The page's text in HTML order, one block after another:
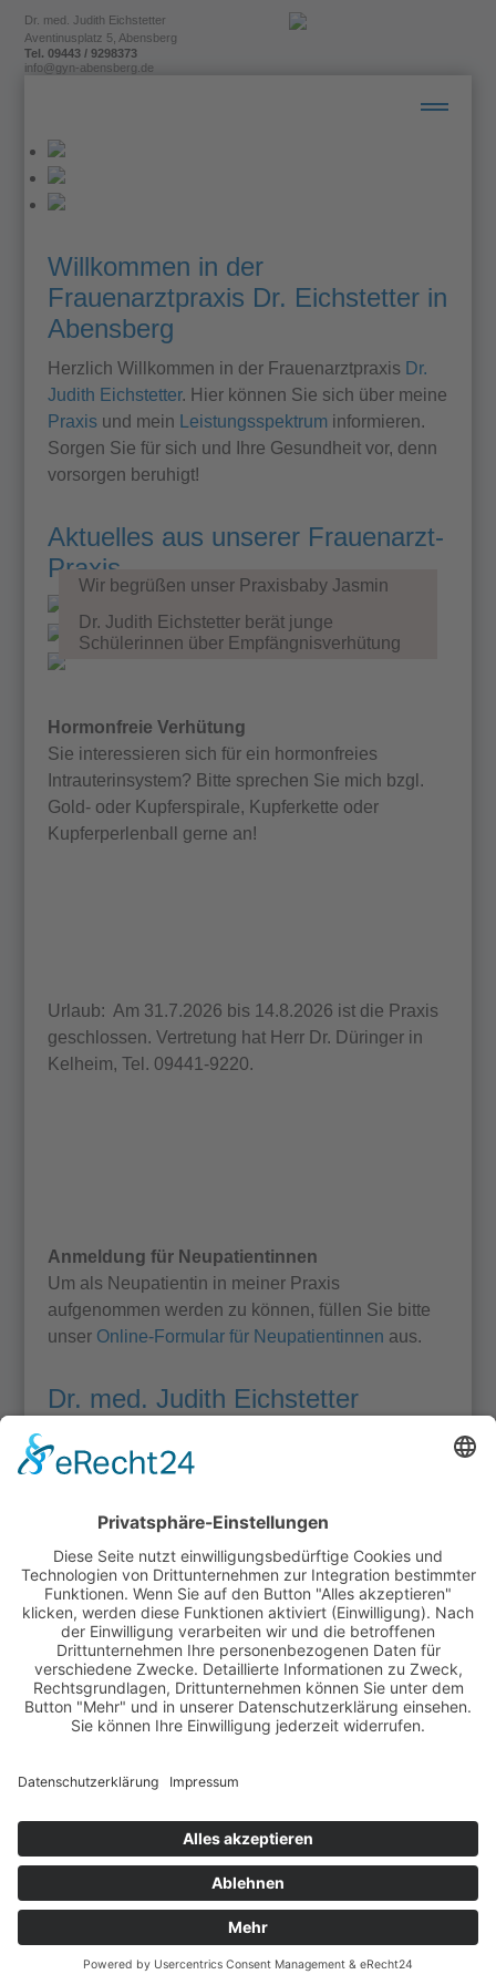
Dr. med. Judith Eichstetter
Aventinusplatz 5, Abensberg
Tel. 09443 / 9298373
info@gyn-abensberg.de
LEISTUNGEN
TEAM
PROJEKTE
Willkommen in der
Frauenarztpraxis Dr. Eichstetter in
Abensberg
Herzlich Willkommen in der Frauenarztpraxis Dr.
Judith Eichstetter. Hier können Sie sich über meine
Praxisund mein Leistungsspektrum informieren.
Sorgen Sie für sich und Ihre Gesundheit vor, denn
vorsorgen beruhigt!
Aktuelles aus unserer Frauenarzt-
Praxis
Wir begrüßen unser Praxisbaby Jasmin
Projekt "Tob'anik" in Guatemala
Dr. Judith Eichstetter berät junge
Schülerinnen über Empfängnisverhütung
Hormonfreie Verhütung
Sie interessieren sich für ein hormonfreies
Intrauterinsystem? Bitte sprechen Sie mich bzgl.
Gold- oder Kupferspirale, Kupferkette oder
Kupferperlenball gerne an!
Urlaub: Am 31.7.2026 bis 14.8.2026 ist die Praxis
geschlossen. Vertretung hat Herr Dr. Düringer in
Kelheim, Tel. 09441-9220.
Anmeldung für Neupatientinnen
Um als Neupatientin in meiner Praxis
aufgenommen werden zu können, füllen Sie bitte
unser Online-Formular für Neupatientinnen aus.
Dr. med. Judith Eichstetter
MO:
07:45 – 15:00 Uhr
14:30 – 18:15 Uhr
FR:
07:45 – 12:15 Uhr
zusätzliche Öffnungszeiten
MI:
08:00 – 12:00 Uhr
DO:
12:45 – 15:00 Uhr
zur Anfahrtsbeschreibung
zur Patientenanmeldung
zur Rezeptbestellung
Termin online buchen
Impressum·Datenschutz
online buchen